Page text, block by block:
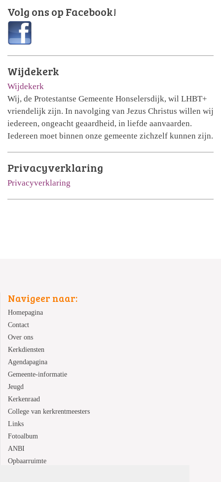
Volg ons op Facebook!
Wijdekerk
Wijdekerk
Wij, de Protestantse Gemeente Honselersdijk, wil LHBT+
vriendelijk zijn. In navolging van Jezus Christus willen wij
iedereen, ongeacht geaardheid, in liefde aanvaarden.
Iedereen moet binnen onze gemeente zichzelf kunnen zijn.
Privacyverklaring
Privacyverklaring
Navigeer naar:
Homepagina
Contact
Over ons
Kerkdiensten
Agendapagina
Gemeente-informatie
Jeugd
Kerkenraad
College van kerkrentmeesters
Links
Fotoalbum
ANBI
Opbaarruimte